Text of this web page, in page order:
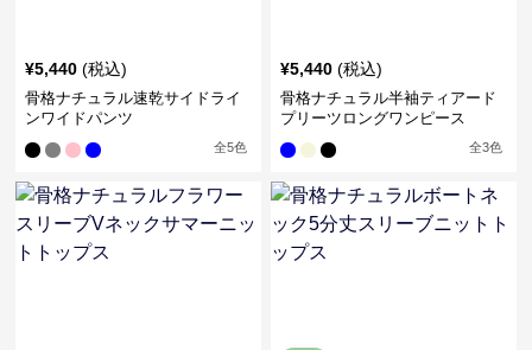
¥5,440 (税込)
骨格ナチュラル速乾サイドライ
ンワイドパンツ
全5色
¥5,440 (税込)
骨格ナチュラル半袖ティアード
プリーツロングワンピース
全3色